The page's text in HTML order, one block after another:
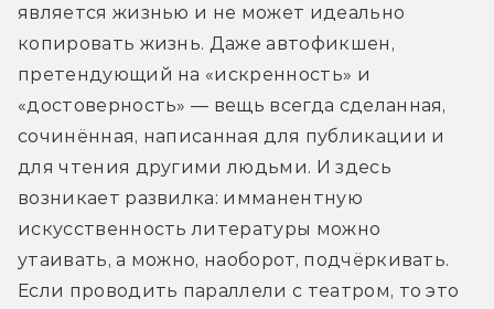
является жизнью и не может идеально
копировать жизнь. Даже автофикшен,
претендующий на «искренность» и
«достоверность» — вещь всегда сделанная,
сочинённая, написанная для публикации и
для чтения другими людьми. И здесь
возникает развилка: имманентную
искусственность литературы можно
утаивать, а можно, наоборот, подчёркивать.
Если проводить параллели с театром, то это